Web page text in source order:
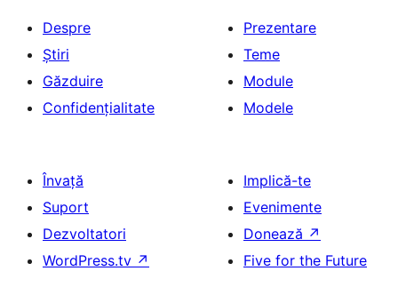
Despre
Știri
Găzduire
Confidențialitate
Prezentare
Teme
Module
Modele
Învață
Suport
Dezvoltatori
WordPress.tv ↗
Implică-te
Evenimente
Donează ↗
Five for the Future